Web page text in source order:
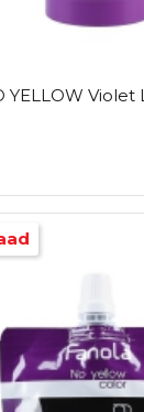
YELLOW